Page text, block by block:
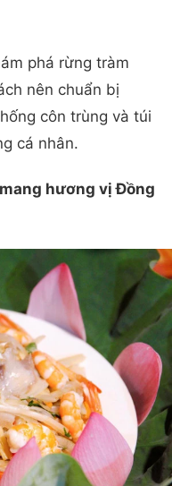
phá rừng tràm
nên chuẩn bị
côn trùng và túi
cá nhân.
hương vị Đồng